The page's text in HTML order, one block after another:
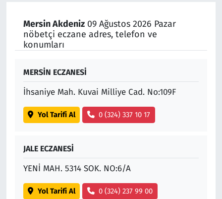
Mersin Akdeniz09 Ağustos 2026 Pazar
nöbetçi eczane adres, telefon ve
konumları
MERSİN ECZANESİ
İhsaniye Mah. Kuvai Milliye Cad. No:109F
Yol Tarifi Al 0 (324) 337 10 17
JALE ECZANESİ
YENİ MAH. 5314 SOK. NO:6/A
Yol Tarifi Al 0 (324) 237 99 00